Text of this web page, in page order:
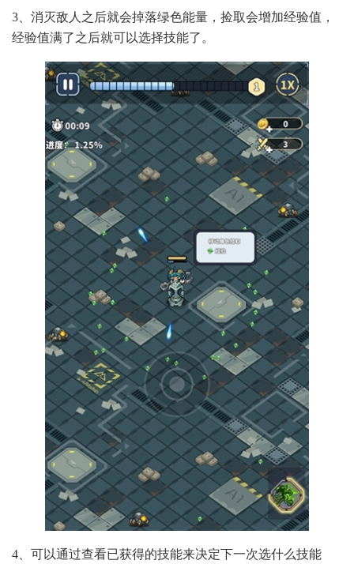
3、消灭敌人之后就会掉落绿色能量，捡取会增加经验值，
经验值满了之后就可以选择技能了。
4、可以通过查看已获得的技能来决定下一次选什么技能